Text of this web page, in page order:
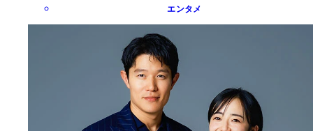
エンタメ